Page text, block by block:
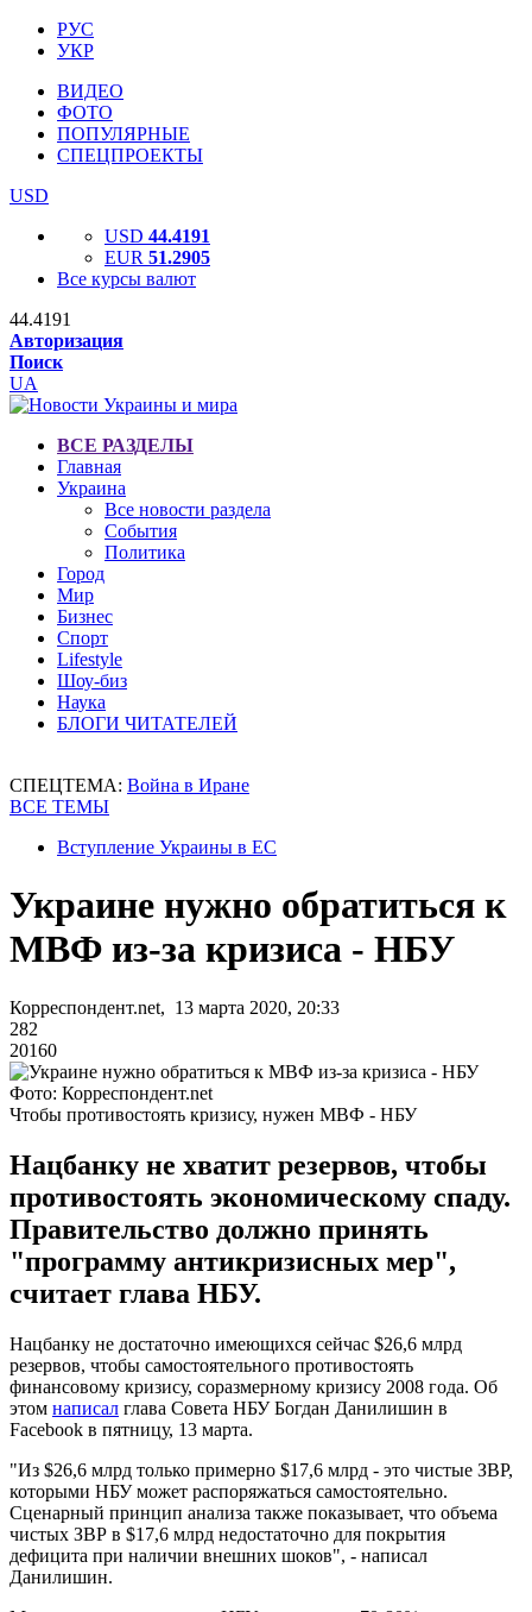
РУС
УКР
ВИДЕО
ФОТО
ПОПУЛЯРНЫЕ
СПЕЦПРОЕКТЫ
USD
USD 44.4191
EUR 51.2905
Все курсы валют
44.4191
Авторизация
Поиск
UA
ВСЕ РАЗДЕЛЫ
Главная
Украина
Все новости раздела
События
Политика
Город
Мир
Бизнес
Спорт
Lifestyle
Шоу-биз
Наука
БЛОГИ ЧИТАТЕЛЕЙ
СПЕЦТЕМА: Война в Иране
ВСЕ ТЕМЫ
Вступление Украины в ЕС
Украине нужно обратиться к
МВФ из-за кризиса - НБУ
Корреспондент.net, 13 марта 2020, 20:33
282
20160
Фото: Корреспондент.net
Чтобы противостоять кризису, нужен МВФ - НБУ
Нацбанку не хватит резервов, чтобы
противостоять экономическому спаду.
Правительство должно принять
"программу антикризисных мер",
считает глава НБУ.
Нацбанку не достаточно имеющихся сейчас $26,6 млрд
резервов, чтобы самостоятельного противостоять
финансовому кризису, соразмерному кризису 2008 года. Об
этом написал глава Совета НБУ Богдан Данилишин в
Facebook в пятницу, 13 марта.
"Из $26,6 млрд только примерно $17,6 млрд - это чистые ЗВР,
которыми НБУ может распоряжаться самостоятельно.
Сценарный принцип анализа также показывает, что объема
чистых ЗВР в $17,6 млрд недостаточно для покрытия
дефицита при наличии внешних шоков", - написал
Данилишин.